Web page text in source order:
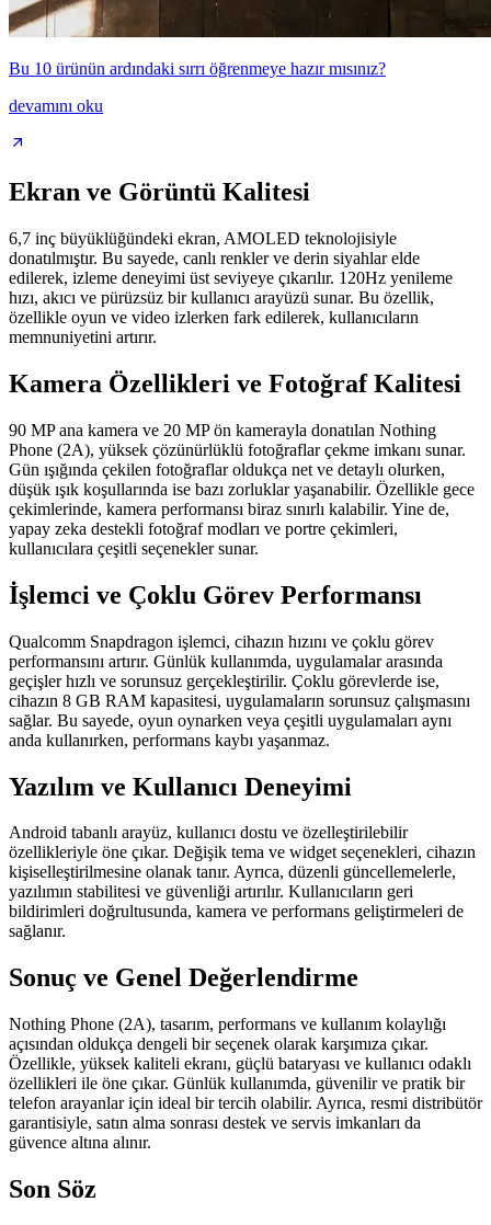
Bu 10 ürünün ardındaki sırrı öğrenmeye hazır mısınız?
devamını oku
Ekran ve Görüntü Kalitesi
6,7 inç büyüklüğündeki ekran, AMOLED teknolojisiyle
donatılmıştır. Bu sayede, canlı renkler ve derin siyahlar elde
edilerek, izleme deneyimi üst seviyeye çıkarılır. 120Hz yenileme
hızı, akıcı ve pürüzsüz bir kullanıcı arayüzü sunar. Bu özellik,
özellikle oyun ve video izlerken fark edilerek, kullanıcıların
memnuniyetini artırır.
Kamera Özellikleri ve Fotoğraf Kalitesi
90 MP ana kamera ve 20 MP ön kamerayla donatılan Nothing
Phone (2A), yüksek çözünürlüklü fotoğraflar çekme imkanı sunar.
Gün ışığında çekilen fotoğraflar oldukça net ve detaylı olurken,
düşük ışık koşullarında ise bazı zorluklar yaşanabilir. Özellikle gece
çekimlerinde, kamera performansı biraz sınırlı kalabilir. Yine de,
yapay zeka destekli fotoğraf modları ve portre çekimleri,
kullanıcılara çeşitli seçenekler sunar.
İşlemci ve Çoklu Görev Performansı
Qualcomm Snapdragon işlemci, cihazın hızını ve çoklu görev
performansını artırır. Günlük kullanımda, uygulamalar arasında
geçişler hızlı ve sorunsuz gerçekleştirilir. Çoklu görevlerde ise,
cihazın 8 GB RAM kapasitesi, uygulamaların sorunsuz çalışmasını
sağlar. Bu sayede, oyun oynarken veya çeşitli uygulamaları aynı
anda kullanırken, performans kaybı yaşanmaz.
Yazılım ve Kullanıcı Deneyimi
Android tabanlı arayüz, kullanıcı dostu ve özelleştirilebilir
özellikleriyle öne çıkar. Değişik tema ve widget seçenekleri, cihazın
kişiselleştirilmesine olanak tanır. Ayrıca, düzenli güncellemelerle,
yazılımın stabilitesi ve güvenliği artırılır. Kullanıcıların geri
bildirimleri doğrultusunda, kamera ve performans geliştirmeleri de
sağlanır.
Sonuç ve Genel Değerlendirme
Nothing Phone (2A), tasarım, performans ve kullanım kolaylığı
açısından oldukça dengeli bir seçenek olarak karşımıza çıkar.
Özellikle, yüksek kaliteli ekranı, güçlü bataryası ve kullanıcı odaklı
özellikleri ile öne çıkar. Günlük kullanımda, güvenilir ve pratik bir
telefon arayanlar için ideal bir tercih olabilir. Ayrıca, resmi distribütör
garantisiyle, satın alma sonrası destek ve servis imkanları da
güvence altına alınır.
Son Söz